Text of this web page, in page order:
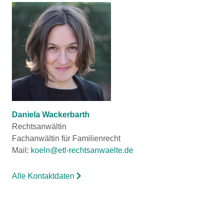
Daniela Wackerbarth
Rechtsanwältin
Fachanwältin für Familienrecht
Mail: koeln@etl-rechtsanwaelte.de
Alle Kontaktdaten